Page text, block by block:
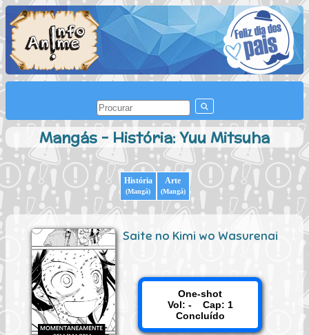
Mangás - História: Yuu Mitsuha
História
(Mangá)
Arte
(Mangá)
Saite no Kimi wo Wasurenai
One-shot
Vol: - Cap: 1
Concluído